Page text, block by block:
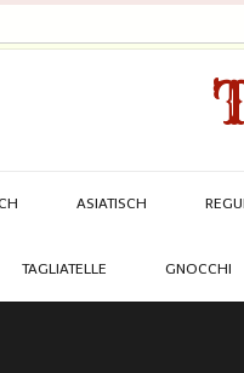
ASIATISCH
TAGLIATELLE GNOCCHI